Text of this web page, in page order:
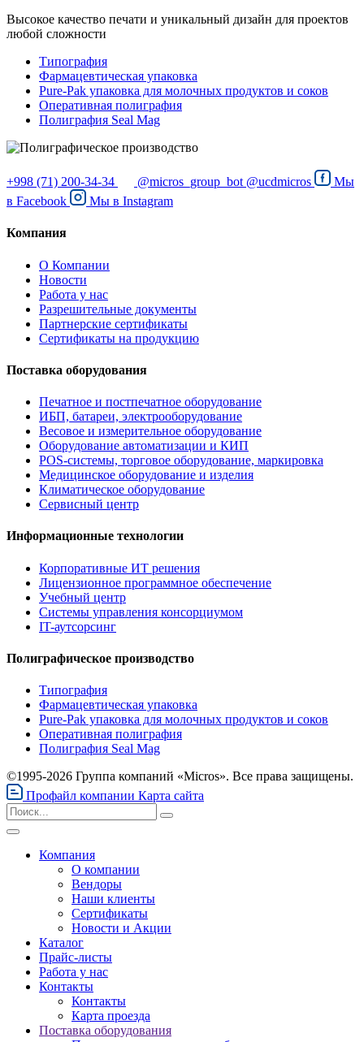
Высокое качество печати и уникальный дизайн для проектов
любой сложности
Типография
Фармацевтическая упаковка
Pure-Pak упаковка для молочных продуктов и соков
Оперативная полиграфия
Полиграфия Seal Mag
+998 (71) 200-34-34 @micros_group_bot @ucdmicros
Мы
в Facebook Мы в Instagram
Компания
О Компании
Новости
Работа у нас
Разрешительные документы
Партнерские сертификаты
Сертификаты на продукцию
Поставка оборудования
Печатное и постпечатное оборудование
ИБП, батареи, электрооборудование
Весовое и измерительное оборудование
Оборудование автоматизации и КИП
POS-системы, торговое оборудование, маркировка
Медицинское оборудование и изделия
Климатическое оборудование
Сервисный центр
Информационные технологии
Корпоративные ИТ решения
Лицензионное программное обеспечение
Учебный центр
Системы управления консорциумом
IT-аутсорсинг
Полиграфическое производство
Типография
Фармацевтическая упаковка
Pure-Pak упаковка для молочных продуктов и соков
Оперативная полиграфия
Полиграфия Seal Mag
©1995-2026 Группа компаний «Micros». Все права защищены.
Профайл компании Карта сайта
Компания
О компании
Вендоры
Наши клиенты
Сертификаты
Новости и Акции
Каталог
Прайс-листы
Работа у нас
Контакты
Контакты
Карта проезда
Поставка оборудования